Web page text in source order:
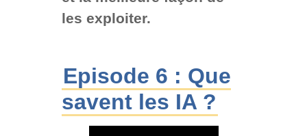
les exploiter.
Episode 6 : Que
savent les IA ?